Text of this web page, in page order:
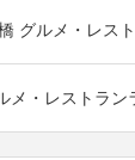
グルメ・レス
メ・レストラン